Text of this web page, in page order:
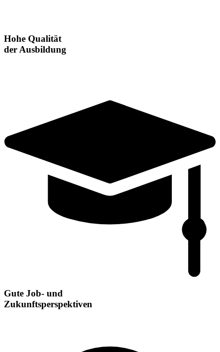
Hohe Qualität
der Ausbildung
Gute Job- und
Zukunftsperspektiven